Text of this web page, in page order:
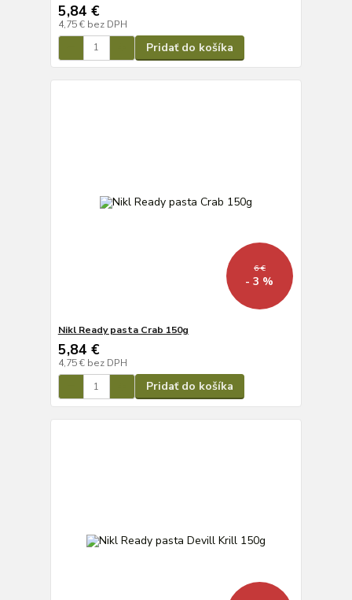
5,84 €
4,75 € bez DPH
Pridať do košíka
6 €
- 3 %
Nikl Ready pasta Crab 150g
5,84 €
4,75 € bez DPH
Pridať do košíka